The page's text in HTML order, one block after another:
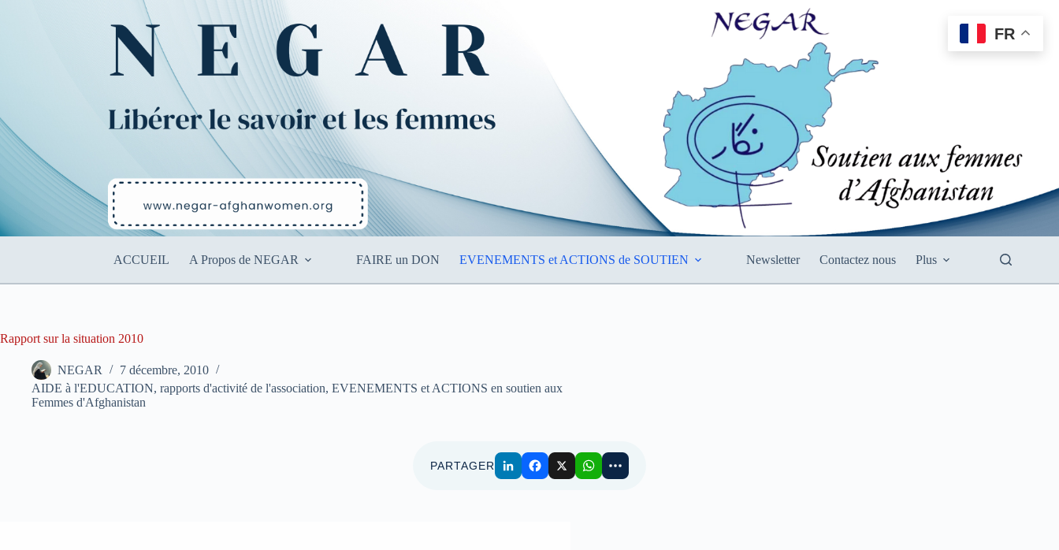
ACCUEIL A Propos de NEGAR FAIRE un DON EVENEMENTS et ACTIONS de SOUTIEN Newsletter Contactez nous Plus
Rapport sur la situation 2010
NEGAR
7 décembre, 2010
AIDE à l'EDUCATION, rapports d'activité de l'association, EVENEMENTS et ACTIONS en soutien aux
Femmes d'Afghanistan
PARTAGER
FR